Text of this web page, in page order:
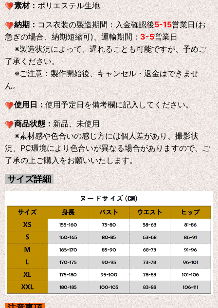
素材：ポリエステル生地
納期：コス衣装の製造期間：入金確認後5-15営業日(お
急ぎの場合、納期短縮可)、運輸期間：3-5営業日
※製造状況によって、遅れることも可能ですが、予めご
了承ください。
※ご注意：製作開始後、キャンセル・返金はできませ
ん。
使用日：使用予定日を備考欄に記入してください。
商品状態：新品、未使用
※素材感や色合いの感じ方には個人差があり、撮影状
況、PC環境により色合いが異なる場合がありますので、ご
了承の上ご購入をお願いいたします。
サイズ詳細